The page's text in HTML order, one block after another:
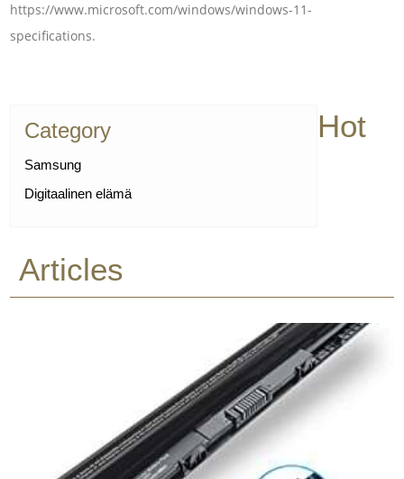
https://www.microsoft.com/windows/windows-11-
specifications.
Category
Samsung
Digitaalinen elämä
Hot
Articles